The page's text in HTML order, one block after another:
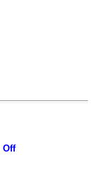
Off